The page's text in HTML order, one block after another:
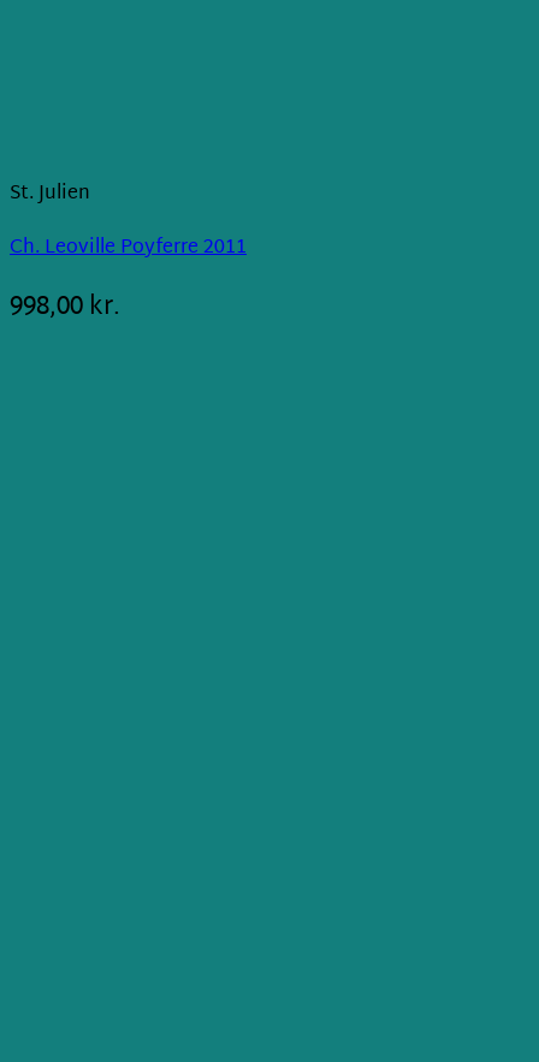
St. Julien
Ch. Leoville Poyferre 2011
998,00kr.